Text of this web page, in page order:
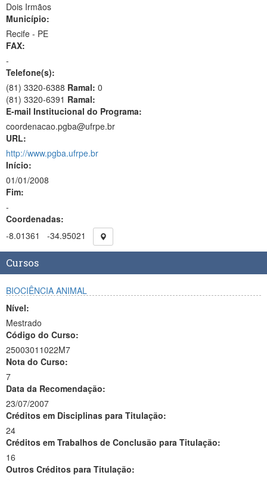
Dois Irmãos
Município:
Recife - PE
FAX:
-
Telefone(s):
(81) 3320-6388 Ramal: 0
(81) 3320-6391 Ramal:
E-mail Institucional do Programa:
coordenacao.pgba@ufrpe.br
URL:
http://www.pgba.ufrpe.br
Início:
01/01/2008
Fim:
-
Coordenadas:
-8.01361
-34.95021
Cursos
BIOCIÊNCIA ANIMAL
Nível:
Mestrado
Código do Curso:
25003011022M7
Nota do Curso:
7
Data da Recomendação:
23/07/2007
Créditos em Disciplinas para Titulação:
24
Créditos em Trabalhos de Conclusão para Titulação:
16
Outros Créditos para Titulação: